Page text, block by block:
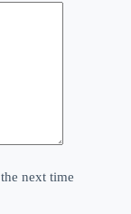
next time